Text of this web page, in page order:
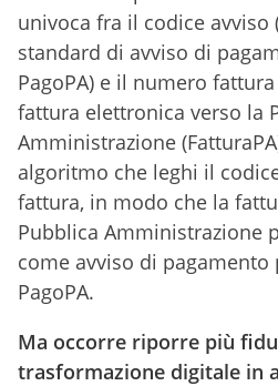
univoca fra il codice avviso
standard di avviso di
PagoPA) e il numero
fattura elettronica verso la
Amministrazione
algoritmo che leghi il
fattura, in modo che la
Pubblica Amministrazione
come avviso di pagamento
PagoPA.
Ma occorre riporre più
trasformazione digitale in